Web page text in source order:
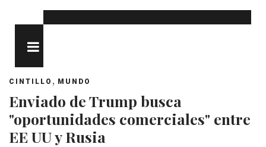
CINTILLO , MUNDO
Enviado de Trump busca
"oportunidades comerciales" entre
EE UU y Rusia